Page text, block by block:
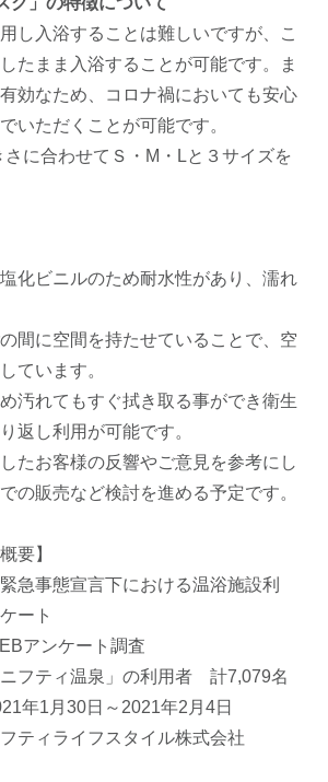
し入浴することは難しいですが、こ
たまま入浴することが可能です。ま
効なため、コロナ禍においても安心
いただくことが可能です。
に合わせてＳ・M・Lと３サイズを
化ビニルのため耐水性があり、濡れ
間に空間を持たせていることで、空
ています。
汚れてもすぐ拭き取る事ができ衛生
返し利用が可能です。
たお客様の反響やご意見を参考にし
の販売など検討を進める予定です。
要】
急事態宣言下における温浴施設利
ート
アンケート調査
ニフティ温泉」の利用者 計7,079名
年1月30日～2021年2月4日
ティライフスタイル株式会社